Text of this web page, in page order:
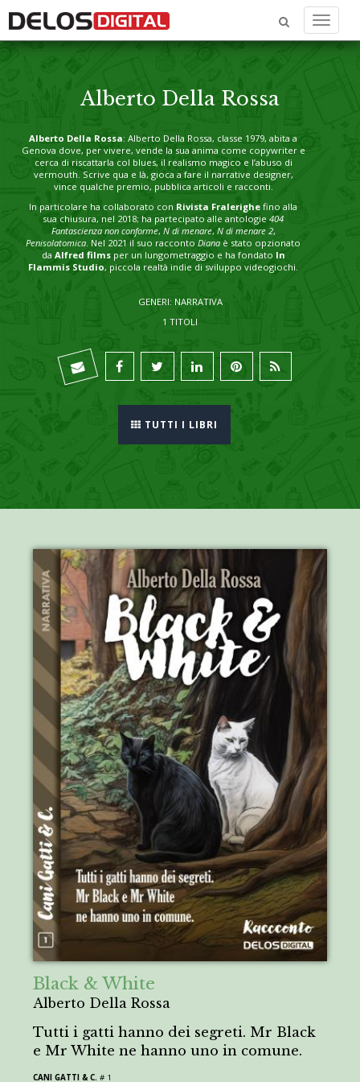
Menu
Alberto Della Rossa
Alberto Della Rossa: Alberto Della Rossa, classe 1979, abita a
Genova dove, per vivere, vende la sua anima come copywriter e
cerca di riscattarla col blues, il realismo magico e l’abuso di
vermouth. Scrive qua e là, gioca a fare il narrative designer,
vince qualche premio, pubblica articoli e racconti.
In particolare ha collaborato con Rivista Fralerighe fino alla
sua chiusura, nel 2018; ha partecipato alle antologie 404
Fantascienza non conforme, N di menare, N di menare 2,
Penisolatomica. Nel 2021 il suo racconto Diana è stato opzionato
da Alfred filmsper un lungometraggio e ha fondato In
Flammis Studio, piccola realtà indie di sviluppo videogiochi.
GENERI: NARRATIVA
1 TITOLI
TUTTI I LIBRI
Black & White
Alberto Della Rossa
Tutti i gatti hanno dei segreti. Mr Black
e Mr White ne hanno uno in comune.
CANI GATTI & C. # 1